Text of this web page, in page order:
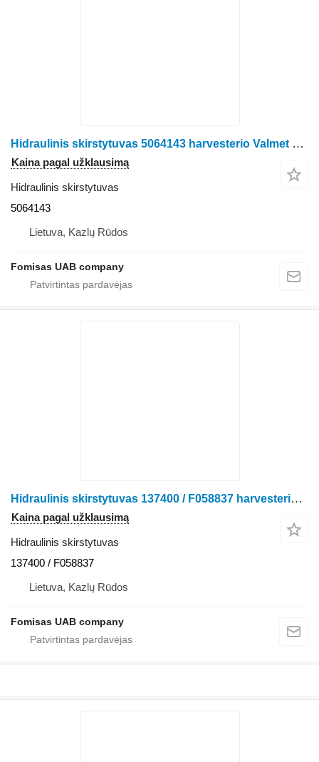
Hidraulinis skirstytuvas 5064143 harvesterio Valmet 911.3
Kaina pagal užklausimą
Hidraulinis skirstytuvas
5064143
Lietuva, Kazlų Rūdos
Fomisas UAB company
Hidraulinis skirstytuvas 137400 / F058837 harvesterio John Deere 1070
Kaina pagal užklausimą
Hidraulinis skirstytuvas
137400 / F058837
Lietuva, Kazlų Rūdos
Fomisas UAB company